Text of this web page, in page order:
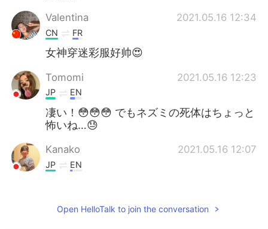
Valentina 2021.05.16 12:34
CN FR
女神穿迷彩服好帅😍
Tomomi 2021.05.16 12:23
JP EN
凄い！😳😳😳 でもネズミの死体はちょっと
怖いね…😓
Kanako 2021.05.16 12:07
JP EN
Open HelloTalk to join the conversation